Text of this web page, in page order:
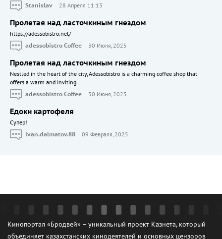
Stanislav
28 Апреля 11:13
Пролетая над ласточкиным гнездом
https://adessobistro.net/
adessobistro Coffee
30 Июня, 2025
Пролетая над ласточкиным гнездом
Nestled in the heart of the city, Adessobistro is a charming coffee shop that
offers a warm and inviting...
adessobistro Coffee
30 Июня, 2025
Едоки картофеля
Cупер!
ivan.dalmatov.88
09 Февраля, 2025
Кинопортал «Бродвей» – уникальный проект Казнета, который
объединяет казахстанских кинодеятелей и основных цензоров